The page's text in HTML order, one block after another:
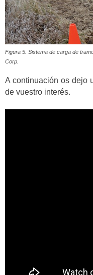
Figura 5. Sistema de carga de
Corp.
A continuación os dejo
de vuestro interés.